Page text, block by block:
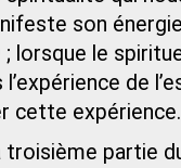
son
; lorsque le
l’expérience de
cette expérience.
troisième partie